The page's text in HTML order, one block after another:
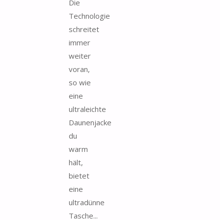
Die
Technologie
schreitet
immer
weiter
voran,
so wie
eine
ultraleichte
Daunenjacke
du
warm
hält,
bietet
eine
ultradünne
Tasche...